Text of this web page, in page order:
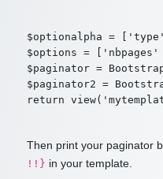
$optionalpha =
$options =
$paginator =
$paginator2 =
Then print your paginator
!!} in your template.